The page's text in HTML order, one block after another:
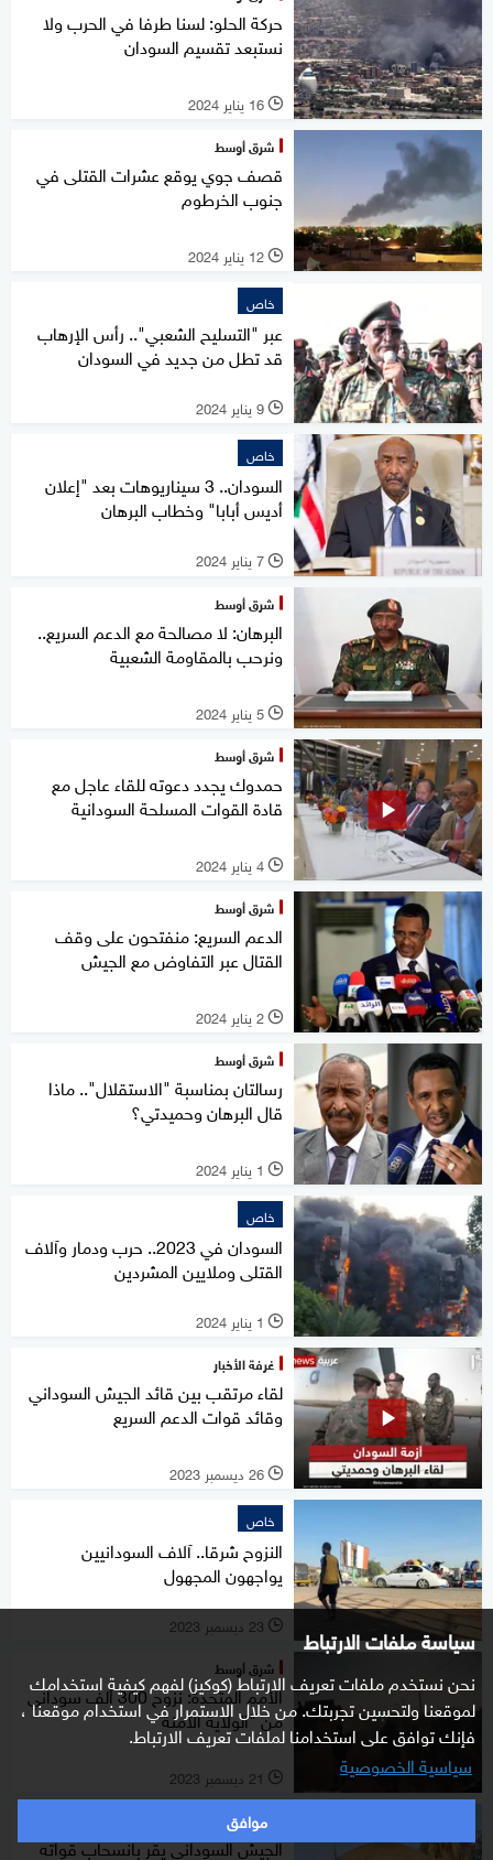
سياسة ملفات الارتباط
نحن نستخدم ملفات تعريف الارتباط (كوكيز) لفهم كيفية استخدامك
لموقعنا ولتحسين تجربتك. من خلال الاستمرار في استخدام موقعنا ،
فإنك توافق على استخدامنا لملفات تعريف الارتباط.
سياسية الخصوصية
موافق
حركة الحلو: لسنا طرفا في الحرب ولا
نستبعد تقسيم السودان
l 16 يناير 2024
شرق أوسط
قصف جوي يوقع عشرات القتلى في
جنوب الخرطوم
l 12 يناير 2024
خاص
عبر "التسليح الشعبي".. رأس الإرهاب
قد تطل من جديد في السودان
l 9 يناير 2024
خاص
السودان.. 3 سيناريوهات بعد "إعلان
أديس أبابا" وخطاب البرهان
l 7 يناير 2024
شرق أوسط
البرهان: لا مصالحة مع الدعم السريع..
ونرحب بالمقاومة الشعبية
l 5 يناير 2024
شرق أوسط
حمدوك يجدد دعوته للقاء عاجل مع
قادة القوات المسلحة السودانية
l 4 يناير 2024
شرق أوسط
الدعم السريع: منفتحون على وقف
القتال عبر التفاوض مع الجيش
l 2 يناير 2024
شرق أوسط
رسالتان بمناسبة "الاستقلال".. ماذا
قال البرهان وحميدتي؟
l 1 يناير 2024
خاص
السودان في 2023.. حرب ودمار وآلاف
القتلى وملايين المشردين
l 1 يناير 2024
غرفة الأخبار
لقاء مرتقب بين قائد الجيش السوداني
وقائد قوات الدعم السريع
l 26 ديسمبر 2023
خاص
النزوح شرقا.. آلاف السودانيين
يواجهون المجهول
l 23 ديسمبر 2023
شرق أوسط
الأمم المتحدة: نزوح 300 ألف سوداني
من "الولاية الآمنة"
l 21 ديسمبر 2023
شرق أوسط
الجيش السوداني يقر بانسحاب قواته